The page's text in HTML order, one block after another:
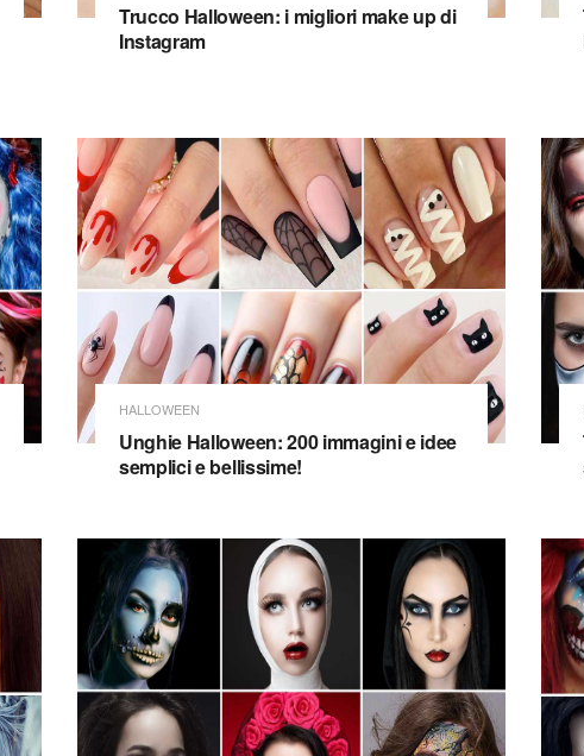
Trucco Halloween: i migliori make up di
Instagram
HALLOWEEN
Unghie Halloween: 200 immagini e idee
semplici e bellissime!